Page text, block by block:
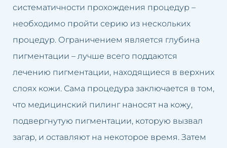
Запавшее лицо
Лимфатические застои
Морщины
Отбеливание интимных зон
Заполнение носогубных
складок
Заполнение долины слез
Закрытие капилляров
Карбокситерапия
систематичности прохождения процедур –
необходимо пройти серию из нескольких
процедур. Ограничением является глубина
пигментации – лучше всего поддаются
лечению пигментации, находящиеся в верхних
слоях кожи. Сама процедура заключается в том,
что медицинский пилинг наносят на кожу,
подвергнутую пигментации, которую вызвал
загар, и оставляют на некоторое время. Затем